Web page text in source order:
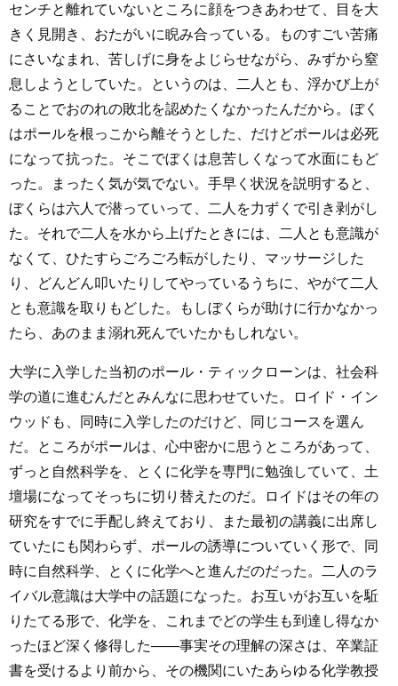
センチと離れていないところに顔をつきあわせて、目を大
きく見開き、おたがいに睨み合っている。ものすごい苦痛
にさいなまれ、苦しげに身をよじらせながら、みずから窒
息しようとしていた。というのは、二人とも、浮かび上が
ることでおのれの敗北を認めたくなかったんだから。ぼく
はポールを根っこから離そうとした、だけどポールは必死
になって抗った。そこでぼくは息苦しくなって水面にもど
った。まったく気が気でない。手早く状況を説明すると、
ぼくらは六人で潜っていって、二人を力ずくで引き剥がし
た。それで二人を水から上げたときには、二人とも意識が
なくて、ひたすらごろごろ転がしたり、マッサージした
り、どんどん叩いたりしてやっているうちに、やがて二人
とも意識を取りもどした。もしぼくらが助けに行かなかっ
たら、あのまま溺れ死んでいたかもしれない。
大学に入学した当初のポール・ティックローンは、社会科
学の道に進むんだとみんなに思わせていた。ロイド・イン
ウッドも、同時に入学したのだけど、同じコースを選ん
だ。ところがポールは、心中密かに思うところがあって、
ずっと自然科学を、とくに化学を専門に勉強していて、土
壇場になってそっちに切り替えたのだ。ロイドはその年の
研究をすでに手配し終えており、また最初の講義に出席し
ていたにも関わらず、ポールの誘導についていく形で、同
時に自然科学、とくに化学へと進んだのだった。二人のラ
イバル意識は大学中の話題になった。お互いがお互いを駈
りたてる形で、化学を、これまでどの学生も到達し得なか
ったほど深く修得した――事実その理解の深さは、卒業証
書を受けるより前から、その機関にいたあらゆる化学教授